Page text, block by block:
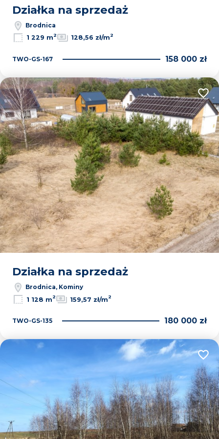
Działka na sprzedaż
Brodnica
1 229 m2 128,56 zł/m2
TWO-GS-167 158 000 zł
Działka na sprzedaż
Brodnica, Kominy
1 128 m2 159,57 zł/m2
TWO-GS-135 180 000 zł